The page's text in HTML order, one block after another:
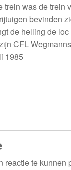
trein was de trein
bevinden
de helling de
CFL
1985
reactie te kunnen